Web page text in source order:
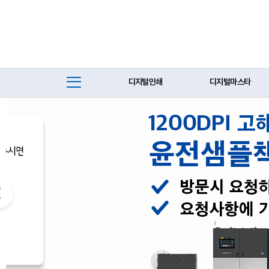
디지털인쇄 디지털마스타